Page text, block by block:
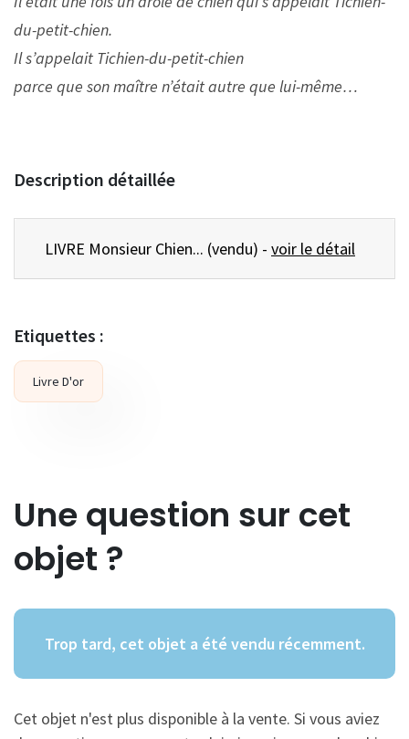
du-petit-chien.
Il s’appelait Tichien-du-petit-chien
parce que son maître n’était autre que lui-même…
Description détaillée
LIVRE Monsieur Chien... (vendu) - voir le détail
Etiquettes :
Livre D'or
Une question sur cet
objet ?
Trop tard, cet objet a été vendu récemment.
Cet objet n'est plus disponible à la vente. Si vous aviez